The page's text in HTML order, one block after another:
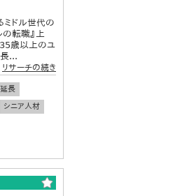
ミドル世代の
の転職』上
35歳以上のユ
...
リサーチの続き
長
シニア人材